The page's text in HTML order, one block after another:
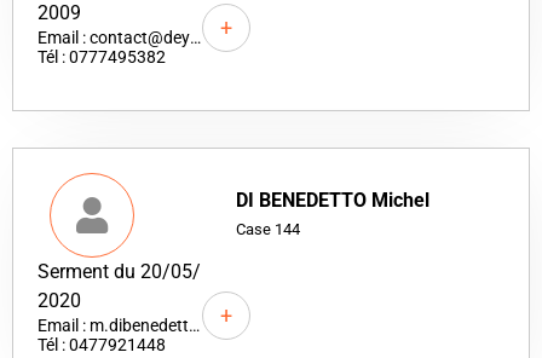
2009
Email : contact@deygat-avocat.com
Tél : 0777495382
+
DI BENEDETTO Michel
Case 144
Serment du 20/05/
2020
Email : m.dibenedetto@aerisconseils.com
Tél : 0477921448
+